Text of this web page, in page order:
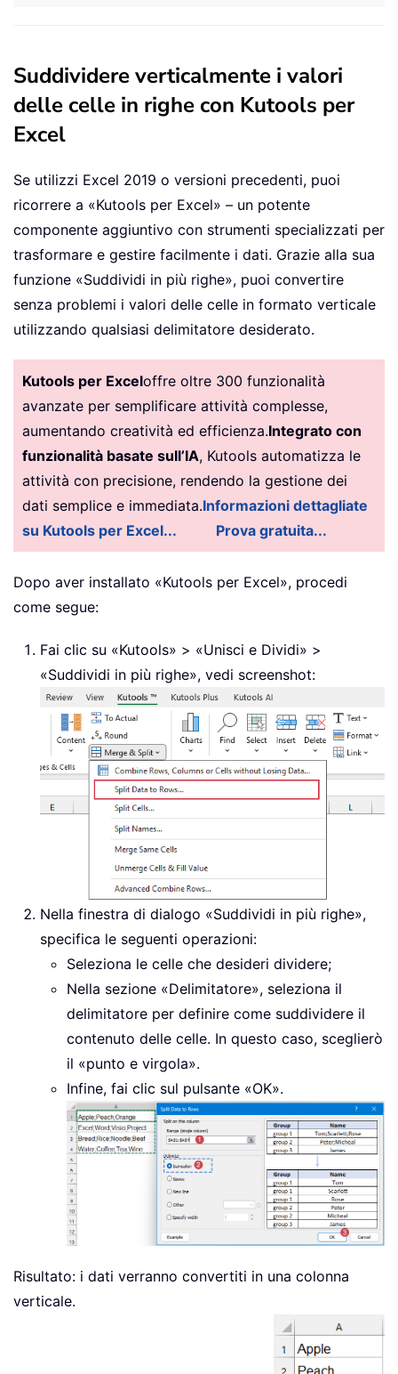
Suddividere verticalmente i valori
delle celle in righe con Kutools per
Excel
Se utilizzi Excel 2019 o versioni precedenti, puoi
ricorrere a «Kutools per Excel» – un potente
componente aggiuntivo con strumenti specializzati per
trasformare e gestire facilmente i dati. Grazie alla sua
funzione «Suddividi in più righe», puoi convertire
senza problemi i valori delle celle in formato verticale
utilizzando qualsiasi delimitatore desiderato.
Kutools per Exceloffre oltre 300 funzionalità
avanzate per semplificare attività complesse,
aumentando creatività ed efficienza.Integrato con
funzionalità basate sull’IA, Kutools automatizza le
attività con precisione, rendendo la gestione dei
dati semplice e immediata.Informazioni dettagliate
su Kutools per Excel...
Prova gratuita...
Dopo aver installato «Kutools per Excel», procedi
come segue:
Fai clic su «Kutools» > «Unisci e Dividi» >
«Suddividi in più righe», vedi screenshot:
Nella finestra di dialogo «Suddividi in più righe»,
specifica le seguenti operazioni:
Seleziona le celle che desideri dividere;
Nella sezione «Delimitatore», seleziona il
delimitatore per definire come suddividere il
contenuto delle celle. In questo caso, sceglierò
il «punto e virgola».
Infine, fai clic sul pulsante «OK».
Risultato: i dati verranno convertiti in una colonna
verticale.